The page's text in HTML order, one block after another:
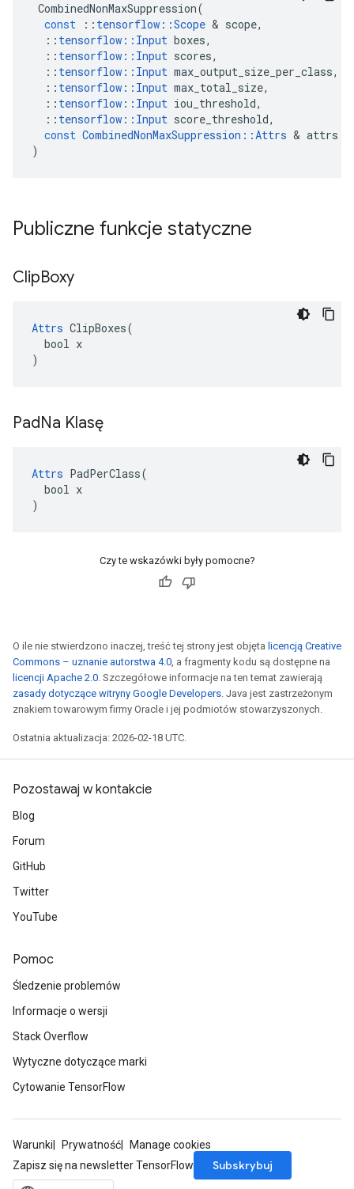
CombinedNonMaxSuppression(
const
:: tensorflow ::Scope & scope,
:: tensorflow :: Input boxes,
:: tensorflow :: Input scores,
:: tensorflow :: Input max_output_size_per_class,
:: tensorflow :: Input max_total_size,
:: tensorflow :: Input iou_threshold,
:: tensorflow :: Input score_threshold,
const CombinedNonMaxSuppression ::Attrs & attrs
)
Publiczne funkcje statyczne
ClipBoxy
Attrs ClipBoxes(
  bool x
)
PadNa Klasę
Attrs PadPerClass(
  bool x
)
Czy te wskazówki były pomocne?
O ile nie stwierdzono inaczej, treść tej strony jest objęta licencją Creative
Commons – uznanie autorstwa 4.0, a fragmenty kodu są dostępne na
licencji Apache 2.0. Szczegółowe informacje na ten temat zawierają
zasady dotyczące witryny Google Developers. Java jest zastrzeżonym
znakiem towarowym firmy Oracle i jej podmiotów stowarzyszonych.
Ostatnia aktualizacja: 2026-02-18 UTC.
Pozostawaj w kontakcie
Blog
Forum
GitHub
Twitter
YouTube
Pomoc
Śledzenie problemów
Informacje o wersji
Stack Overflow
Wytyczne dotyczące marki
Cytowanie TensorFlow
Warunki Prywatność
Manage cookies
Zapisz się na newsletter TensorFlow
Subskrybuj